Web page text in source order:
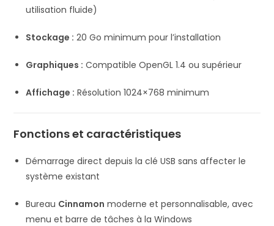
utilisation fluide)
Stockage : 20 Go minimum pour l’installation
Graphiques : Compatible OpenGL 1.4 ou supérieur
Affichage : Résolution 1024×768 minimum
Fonctions et caractéristiques
Démarrage direct depuis la clé USB sans affecter le
système existant
Bureau Cinnamon moderne et personnalisable, avec
menu et barre de tâches à la Windows